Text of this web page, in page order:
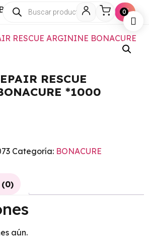
🛒
RESCUE
*1000
Categoría: BONACURE
aún.
0
CREMA NIVEA AZUL EN LATA
$